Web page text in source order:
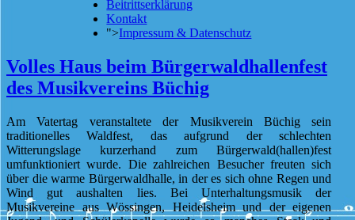
Beitrittserklärung
Kontakt
">Impressum & Datenschutz
Volles Haus beim Bürgerwaldhallenfest
des Musikvereins Büchig
Am Vatertag veranstaltete der Musikverein Büchig sein
traditionelles Waldfest, das aufgrund der schlechten
Witterungslage kurzerhand zum Bürgerwald(hallen)fest
umfunktioniert wurde. Die zahlreichen Besucher freuten sich
über die warme Bürgerwaldhalle, in der es sich ohne Regen und
Wind gut aushalten lies. Bei Unterhaltungsmusik der
Musikvereine aus Wössingen, Heidelsheim und der eigenen